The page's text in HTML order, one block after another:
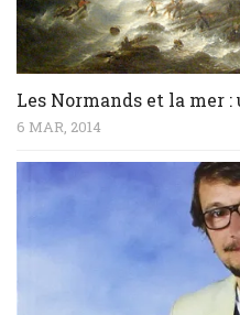
Les Normands et la mer
6 MAR, 2014